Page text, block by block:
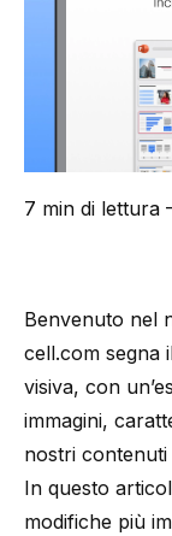
7 min di lettura
Benvenuto nel
cell.com segna
visiva, con
immagini,
nostri contenuti
In questo
modifiche più